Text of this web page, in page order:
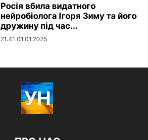
Росія вбила видатного
нейробіолога Ігоря Зиму та його
дружину під час...
21:41 01.01.2025